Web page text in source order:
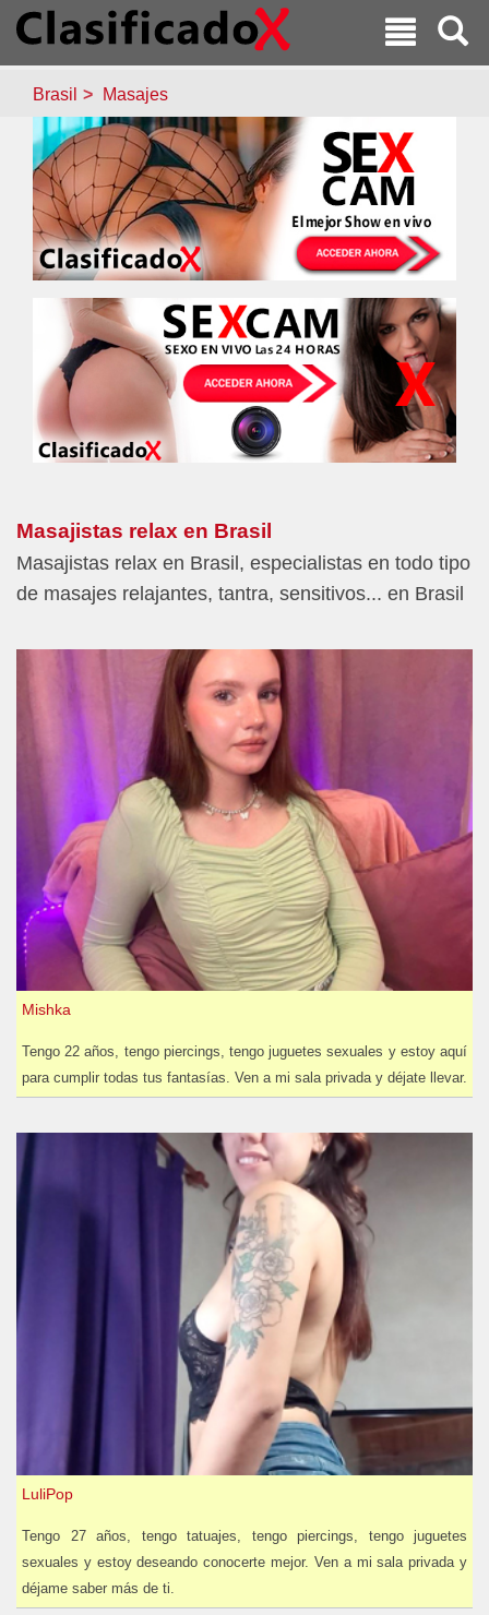
Brasil Masajes
Masajistas relax en Brasil
Masajistas relax en Brasil, especialistas en todo tipo
de masajes relajantes, tantra, sensitivos... en Brasil
Mishka
Tengo 22 años, tengo piercings, tengo juguetes sexuales y estoy aquí
para cumplir todas tus fantasías. Ven a mi sala privada y déjate llevar.
LuliPop
Tengo 27 años, tengo tatuajes, tengo piercings, tengo juguetes
sexuales y estoy deseando conocerte mejor. Ven a mi sala privada y
déjame saber más de ti.